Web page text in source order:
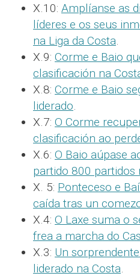
X.10: Amplíanse as
líderes e os seus
na Liga da Costa.
X.9: Corme e Baio
clasificación na
X.8: Corme e Baio
liderado.
X.7: O Corme
clasificación ao
X.6: O Baio aúpase
partido 800 partidos
X. 5: Ponteceso e
caída tras un
X.4: O Laxe suma o
frea a marcha do
X.3: Un
liderado na Costa.